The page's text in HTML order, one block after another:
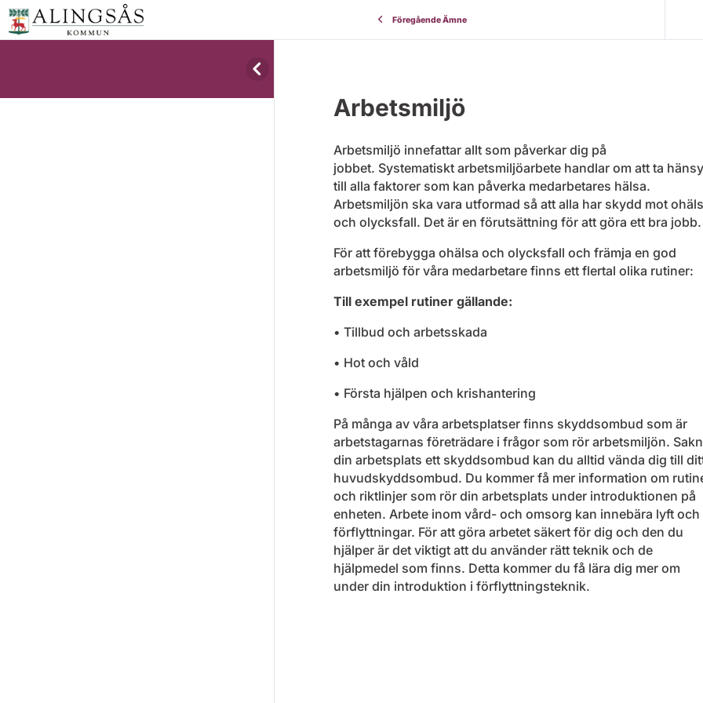
Föregående Ämne
Arbetsmiljö
Arbetsmiljö innefattar allt som påverkar dig på
jobbet. Systematiskt arbetsmiljöarbete handlar om att ta
till alla faktorer som kan påverka medarbetares hälsa.
Arbetsmiljön ska vara utformad så att alla har skydd mot
och olycksfall. Det är en förutsättning för att göra ett bra jobb.
För att förebygga ohälsa och olycksfall och främja en god
arbetsmiljö för våra medarbetare finns ett flertal olika rutiner:
Till exempel rutiner gällande:
• Tillbud och arbetsskada
• Hot och våld
• Första hjälpen och krishantering
På många av våra arbetsplatser finns skyddsombud som är
arbetstagarnas företrädare i frågor som rör arbetsmiljön.
din arbetsplats ett skyddsombud kan du alltid vända dig till
huvudskyddsombud. Du kommer få mer information om
och riktlinjer som rör din arbetsplats under introduktionen på
enheten. Arbete inom vård- och omsorg kan innebära lyft och
förflyttningar. För att göra arbetet säkert för dig och den du
hjälper är det viktigt att du använder rätt teknik och de
hjälpmedel som finns. Detta kommer du få lära dig mer om
under din introduktion i förflyttningsteknik.